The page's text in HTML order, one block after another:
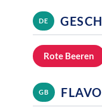
DE
Rote Beeren
GB